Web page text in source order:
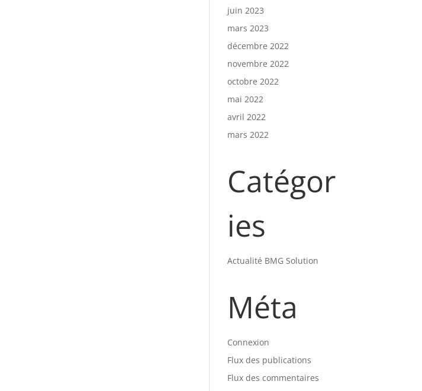
juin 2023
mars 2023
décembre 2022
novembre 2022
octobre 2022
mai 2022
avril 2022
mars 2022
Catégor
ies
Actualité BMG Solution
Méta
Connexion
Flux des publications
Flux des commentaires